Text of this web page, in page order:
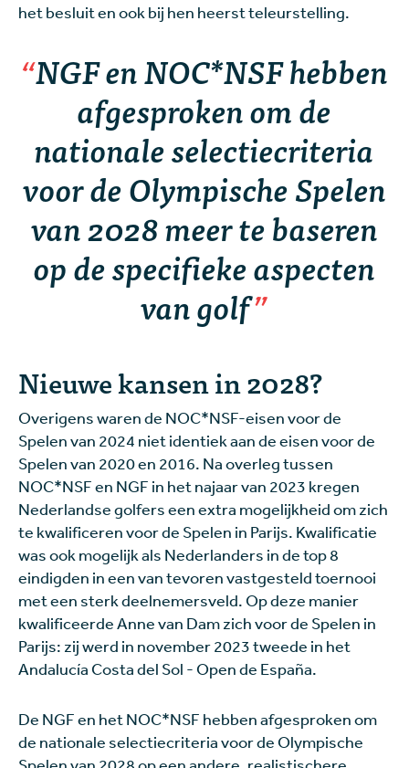
het besluit en ook bij hen heerst teleurstelling.
NGF en NOC*NSF hebben
afgesproken om de
nationale selectiecriteria
voor de Olympische Spelen
van 2028 meer te baseren
op de specifieke aspecten
van golf
Nieuwe kansen in 2028?
Overigens waren de NOC*NSF-eisen voor de
Spelen van 2024 niet identiek aan de eisen voor de
Spelen van 2020 en 2016. Na overleg tussen
NOC*NSF en NGF in het najaar van 2023 kregen
Nederlandse golfers een extra mogelijkheid om zich
te kwalificeren voor de Spelen in Parijs. Kwalificatie
was ook mogelijk als Nederlanders in de top 8
eindigden in een van tevoren vastgesteld toernooi
met een sterk deelnemersveld. Op deze manier
kwalificeerde Anne van Dam zich voor de Spelen in
Parijs: zij werd in november 2023 tweede in het
Andalucía Costa del Sol - Open de España.
De NGF en het NOC*NSF hebben afgesproken om
de nationale selectiecriteria voor de Olympische